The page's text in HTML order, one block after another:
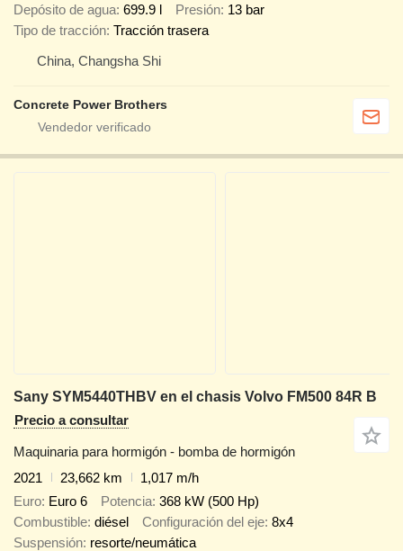
Depósito de agua 699.9 l Presión 13 bar
Tipo de tracción Tracción trasera
China, Changsha Shi
Concrete Power Brothers
Sany SYM5440THBV en el chasis Volvo FM500 84R B
Precio a consultar
Maquinaria para hormigón - bomba de hormigón
2021
23,662 km
1,017 m/h
Euro Euro 6 Potencia 368 kW (500 Hp)
Combustible diésel Configuración del eje 8x4
Suspensión resorte/neumática